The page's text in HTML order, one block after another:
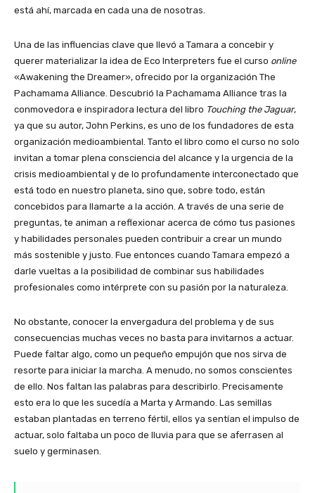
está ahí, marcada en cada una de nosotras.
Una de las influencias clave que llevó a Tamara a concebir y
querer materializar la idea de Eco Interpreters fue el curso online
«Awakening the Dreamer», ofrecido por la organización The
Pachamama Alliance. Descubrió la Pachamama Alliance tras la
conmovedora e inspiradora lectura del libro Touching the Jaguar,
ya que su autor, John Perkins, es uno de los fundadores de esta
organización medioambiental. Tanto el libro como el curso no solo
invitan a tomar plena consciencia del alcance y la urgencia de la
crisis medioambiental y de lo profundamente interconectado que
está todo en nuestro planeta, sino que, sobre todo, están
concebidos para llamarte a la acción. A través de una serie de
preguntas, te animan a reflexionar acerca de cómo tus pasiones
y habilidades personales pueden contribuir a crear un mundo
más sostenible y justo. Fue entonces cuando Tamara empezó a
darle vueltas a la posibilidad de combinar sus habilidades
profesionales como intérprete con su pasión por la naturaleza.
No obstante, conocer la envergadura del problema y de sus
consecuencias muchas veces no basta para invitarnos a actuar.
Puede faltar algo, como un pequeño empujón que nos sirva de
resorte para iniciar la marcha. A menudo, no somos conscientes
de ello. Nos faltan las palabras para describirlo. Precisamente
esto era lo que les sucedía a Marta y Armando. Las semillas
estaban plantadas en terreno fértil, ellos ya sentían el impulso de
actuar, solo faltaba un poco de lluvia para que se aferrasen al
suelo y germinasen.